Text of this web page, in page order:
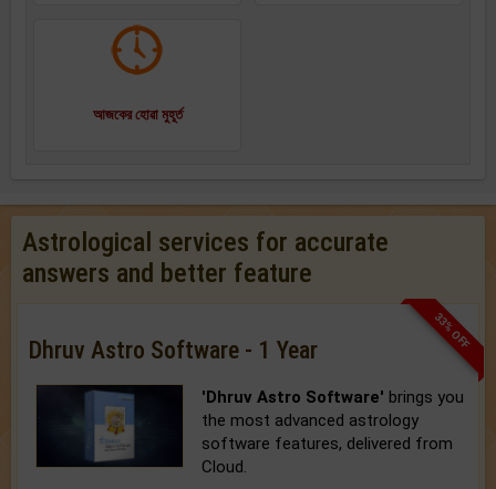
আজকের হোৱা মুহূর্ত
Astrological services for accurate
answers and better feature
33% OFF
Dhruv Astro Software - 1 Year
'Dhruv Astro Software' brings you
the most advanced astrology
software features, delivered from
Cloud.